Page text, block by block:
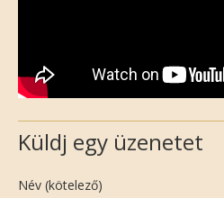
Küldj egy üzenetet
Név (kötelező)